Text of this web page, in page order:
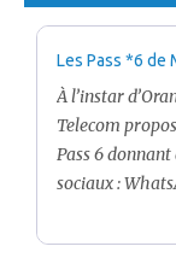
Les Pass *6 de
À l’instar
Telecom
Pass 6
sociaux :
5 Dh inclut 100